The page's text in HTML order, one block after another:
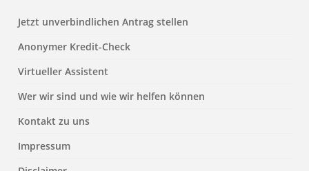
Jetzt unverbindlichen Antrag stellen
Anonymer Kredit-Check
Virtueller Assistent
Wer wir sind und wie wir helfen können
Kontakt zu uns
Impressum